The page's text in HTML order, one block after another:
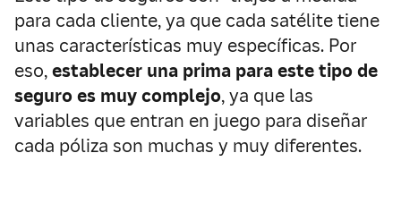
para cada cliente, ya que cada satélite tiene
unas características muy específicas. Por
eso,establecer una prima para este tipo de
seguro es muy complejo, ya que las
variables que entran en juego para diseñar
cada póliza son muchas y muy diferentes.